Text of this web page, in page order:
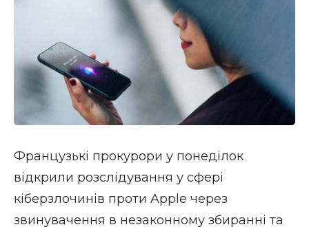
Французькі прокурори у понеділок
відкрили розслідування у сфері
кіберзлочинів проти Apple через
звинувачення в незаконному збиранні та